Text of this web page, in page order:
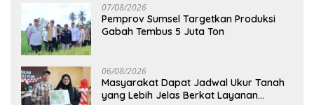
07/08/2026
Pemprov Sumsel Targetkan Produksi
Gabah Tembus 5 Juta Ton
06/08/2026
Masyarakat Dapat Jadwal Ukur Tanah
yang Lebih Jelas Berkat Layanan